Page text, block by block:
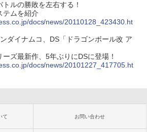
ルの勝敗を左右する！
テムを紹介
docs/news/20110128_423430.ht
ダイナムコ、DS「ドラゴンボール改 ア
ーズ最新作、5年ぶりにDSに登場！
docs/news/20101227_417705.ht
て お問い合わせ